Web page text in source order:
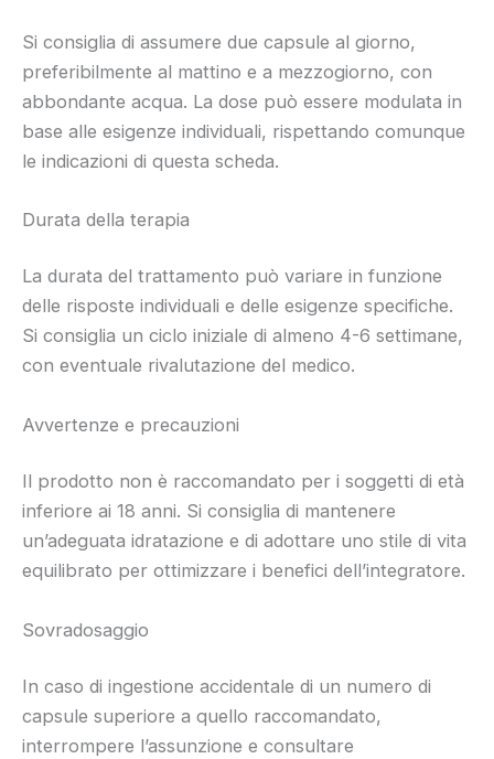
Si consiglia di assumere due capsule al giorno,
preferibilmente al mattino e a mezzogiorno, con
abbondante acqua. La dose può essere modulata in
base alle esigenze individuali, rispettando comunque
le indicazioni di questa scheda.
Durata della terapia
La durata del trattamento può variare in funzione
delle risposte individuali e delle esigenze specifiche.
Si consiglia un ciclo iniziale di almeno 4-6 settimane,
con eventuale rivalutazione del medico.
Avvertenze e precauzioni
Il prodotto non è raccomandato per i soggetti di età
inferiore ai 18 anni. Si consiglia di mantenere
un’adeguata idratazione e di adottare uno stile di vita
equilibrato per ottimizzare i benefici dell’integratore.
Sovradosaggio
In caso di ingestione accidentale di un numero di
capsule superiore a quello raccomandato,
interrompere l’assunzione e consultare